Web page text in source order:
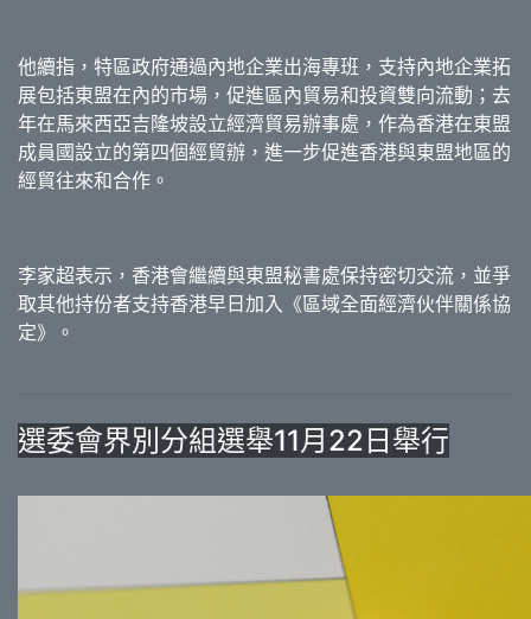
他續指，特區政府通過內地企業出海專班，支持內地企業拓
展包括東盟在內的市場，促進區內貿易和投資雙向流動；去
年在馬來西亞吉隆坡設立經濟貿易辦事處，作為香港在東盟
成員國設立的第四個經貿辦，進一步促進香港與東盟地區的
經貿往來和合作。
李家超表示，香港會繼續與東盟秘書處保持密切交流，並爭
取其他持份者支持香港早日加入《區域全面經濟伙伴關係協
定》。
選委會界別分組選舉11月22日舉行